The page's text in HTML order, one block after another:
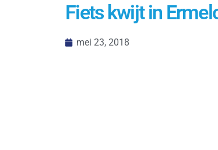
Fiets kwijt in
mei 23, 2018